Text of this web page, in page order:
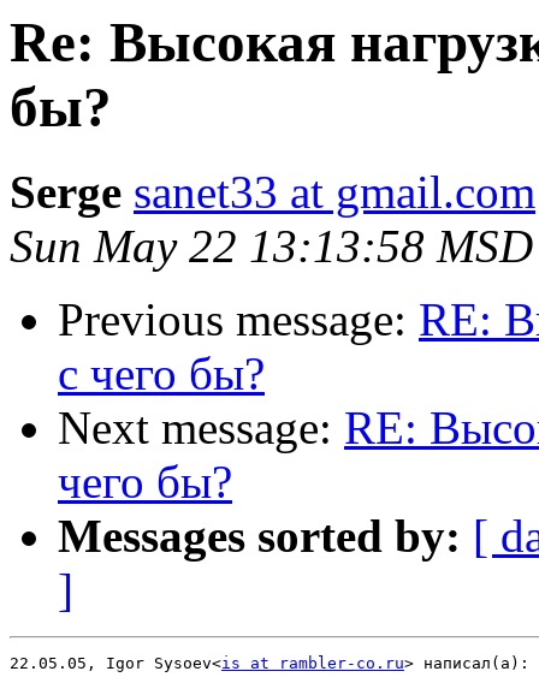
Re: Высокая
бы?
Serge sanet33 at gmail.com
Sun May 22 13:13:58
Previous message: RE:
с чего бы?
Next message: RE:
чего бы?
Messages sorted by: [
]
22.05.05, Igor Sysoev<is at rambler-co.ru> написал(а):